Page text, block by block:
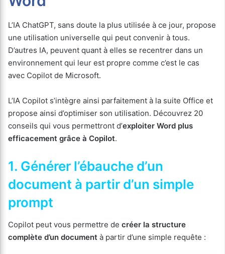
L’IA ChatGPT, sans doute la plus utilisée à ce jour, propose
une utilisation universelle qui peut convenir à tous.
D’autres IA, peuvent quant à elles se recentrer dans un
environnement qui leur est propre comme c’est le cas
avec Copilot de Microsoft.
L’IA Copilot s’intègre ainsi parfaitement à la suite Office et
propose ainsi d’optimiser son utilisation. Découvrez 20
conseils qui vous permettront d’exploiter Word plus
efficacement grâce à Copilot.
1. Générer l’ébauche d’un
document à partir d’un simple
prompt
Copilot peut vous permettre de créer la structure
complète d’un document à partir d’une simple requête :